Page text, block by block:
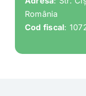
România
Cod fiscal: